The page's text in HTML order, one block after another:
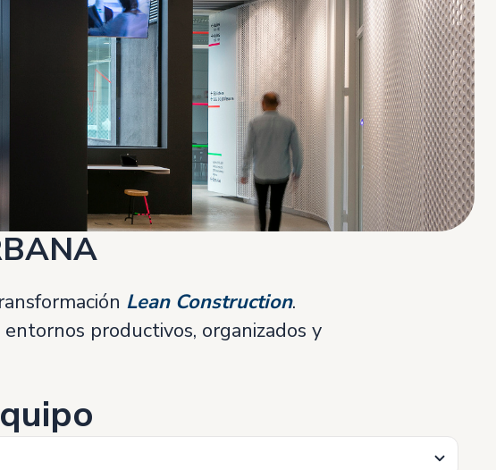
Lean Construction.
productivos, organizados y